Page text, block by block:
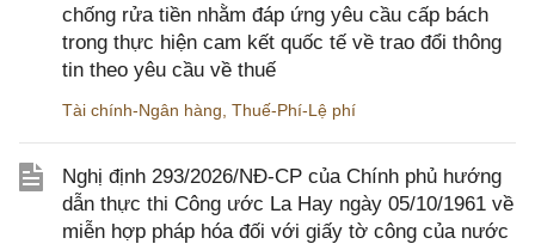
chống rửa tiền nhằm đáp ứng yêu cầu cấp bách
trong thực hiện cam kết quốc tế về trao đổi thông
tin theo yêu cầu về thuế
Tài chính-Ngân hàng Thuế-Phí-Lệ phí
Nghị định 293/2026/NĐ-CP của Chính phủ hướng
dẫn thực thi Công ước La Hay ngày 05/10/1961 về
miễn hợp pháp hóa đối với giấy tờ công của nước